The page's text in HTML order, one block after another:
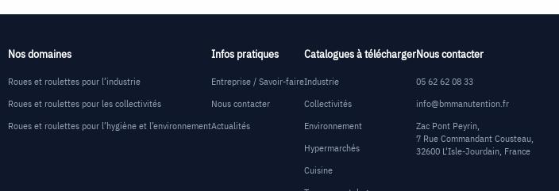
Nos domaines
Roues et roulettes pour l’industrie
Roues et roulettes pour les collectivités
Roues et roulettes pour l’hygiène et l’environnement
Infos pratiques
Entreprise / Savoir-faire
Nous contacter
Actualités
Catalogues à télécharger
Industrie
Collectivités
Environnement
Hypermarchés
Cuisine
Nous contacter
05 62 62 08 33
info@bmmanutention.fr
Zac Pont Peyrin,
7 Rue Commandant Cousteau,
32600 L'Isle-Jourdain, France